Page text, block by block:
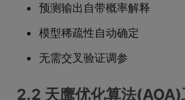
预测输出自带概率解释
模型稀疏性自动确定
无需交叉验证调参
2.2 天鹰优化算法(AOA)